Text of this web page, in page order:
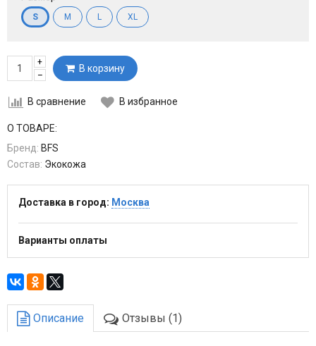
S M L XL
+
–
В корзину
В сравнение В избранное
О ТОВАРЕ:
Бренд: BFS
Состав: Экокожа
Доставка в город: Москва
Варианты оплаты
Описание Отзывы (1)